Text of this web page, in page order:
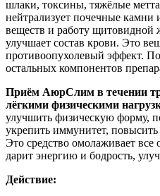
шлаки, токсины, тяжёлые
нейтрализует почечные камни
веществ и работу щитовидной
улучшает состав крови. Это
противоопухолевый эффект.
остальных компонентов
Приём АюрСлим в течении
лёгкими физическими
улучшить физическую форму,
укрепить иммунитет,
Это средство омолаживает
дарит энергию и бодрость,
Действие: